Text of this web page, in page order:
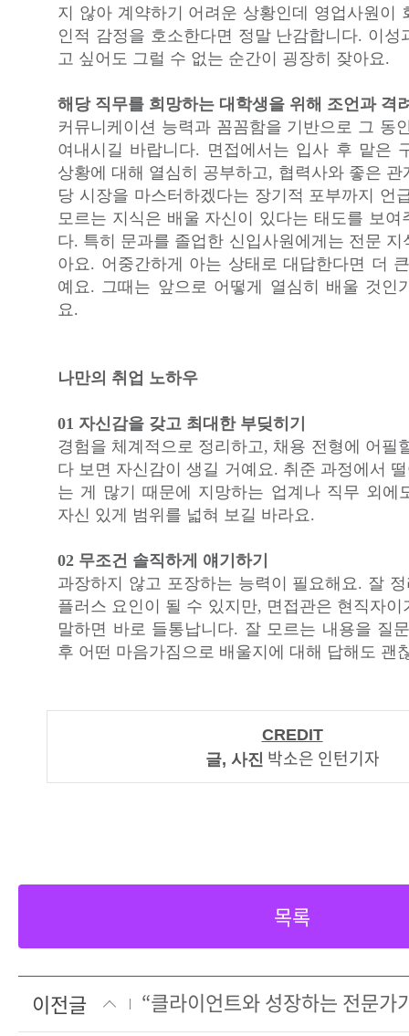
지 않아 계약하기 어려운 상황인데 영업사원이
인적 감정을 호소한다면 정말 난감합니다. 이성
고 싶어도 그럴 수 없는 순간이 굉장히 잦아요.
해당 직무를 희망하는 대학생을 위해 조언과 격
커뮤니케이션 능력과 꼼꼼함을 기반으로 그 동
여내시길 바랍니다. 면접에서는 입사 후 맡은
상황에 대해 열심히 공부하고, 협력사와 좋은 관
당 시장을 마스터하겠다는 장기적 포부까지 언
모르는 지식은 배울 자신이 있다는 태도를 보여
다. 특히 문과를 졸업한 신입사원에게는 전문 지
아요. 어중간하게 아는 상태로 대답한다면 더
예요. 그때는 앞으로 어떻게 열심히 배울 것인
요.
나만의 취업 노하우
01 자신감을 갖고 최대한 부딪히기
경험을 체계적으로 정리하고, 채용 전형에 어필
다 보면 자신감이 생길 거예요. 취준 과정에서
는 게 많기 때문에 지망하는 업계나 직무 외에
자신 있게 범위를 넓혀 보길 바라요.
02 무조건 솔직하게 얘기하기
과장하지 않고 포장하는 능력이 필요해요. 잘
플러스 요인이 될 수 있지만, 면접관은 현직자이
말하면 바로 들통납니다. 잘 모르는 내용을 질
후 어떤 마음가짐으로 배울지에 대해 답해도 괜
CREDIT
글, 사진 박소은 인턴기자
목록
이전글